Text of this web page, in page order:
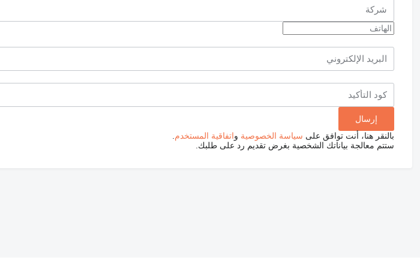
بالنقر هنا، أنت توافق على سياسة الخصوصية واتفاقية المستخدم
ستتم معالجة بياناتك الشخصية بغرض تقديم رد على طلبك.